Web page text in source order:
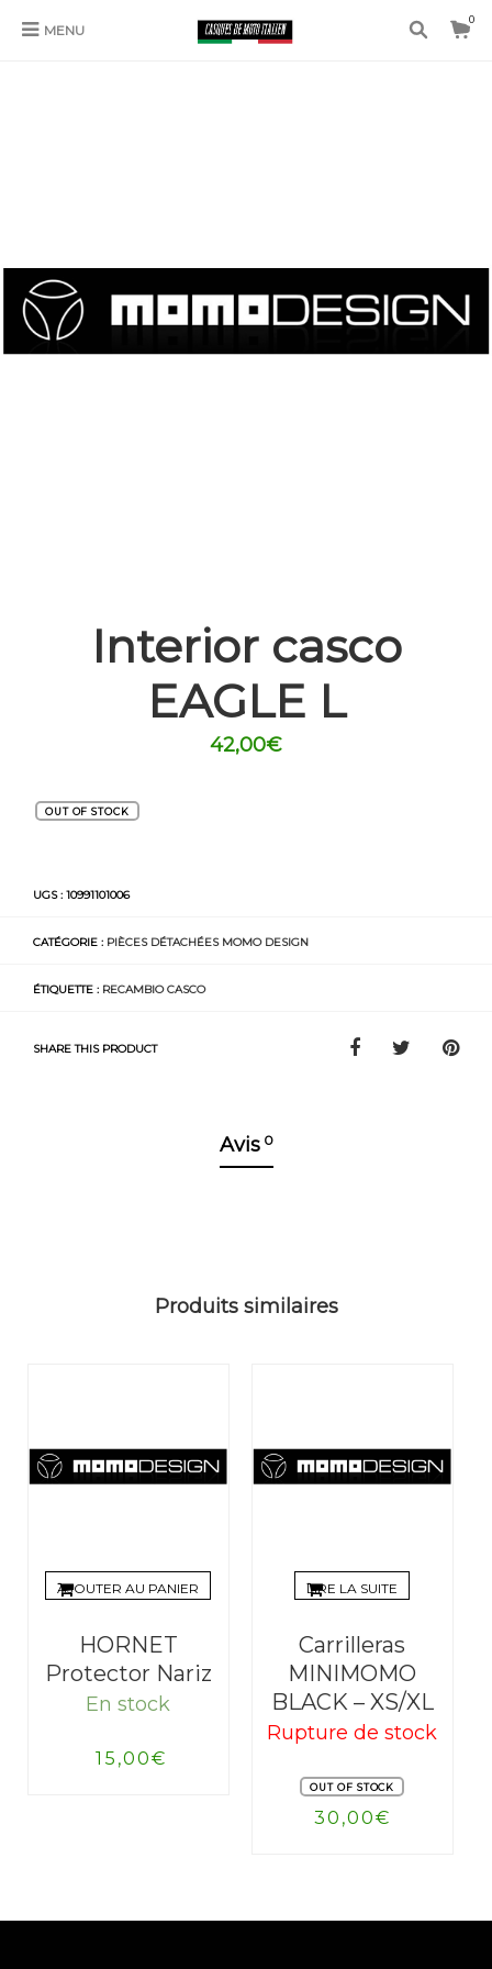
MENU
0
Interior casco
EAGLE L
42,00€
OUT OF STOCK
UGS : 10991101006
CATÉGORIE : PIÈCES DÉTACHÉES MOMO DESIGN
ÉTIQUETTE : RECAMBIO CASCO
SHARE THIS PRODUCT
Avis 0
Produits similaires
AJOUTER AU PANIER
HORNET
Protector Nariz
En stock
15,00€
LIRE LA SUITE
Carrilleras
MINIMOMO
BLACK – XS/XL
Rupture de stock
OUT OF STOCK
30,00€